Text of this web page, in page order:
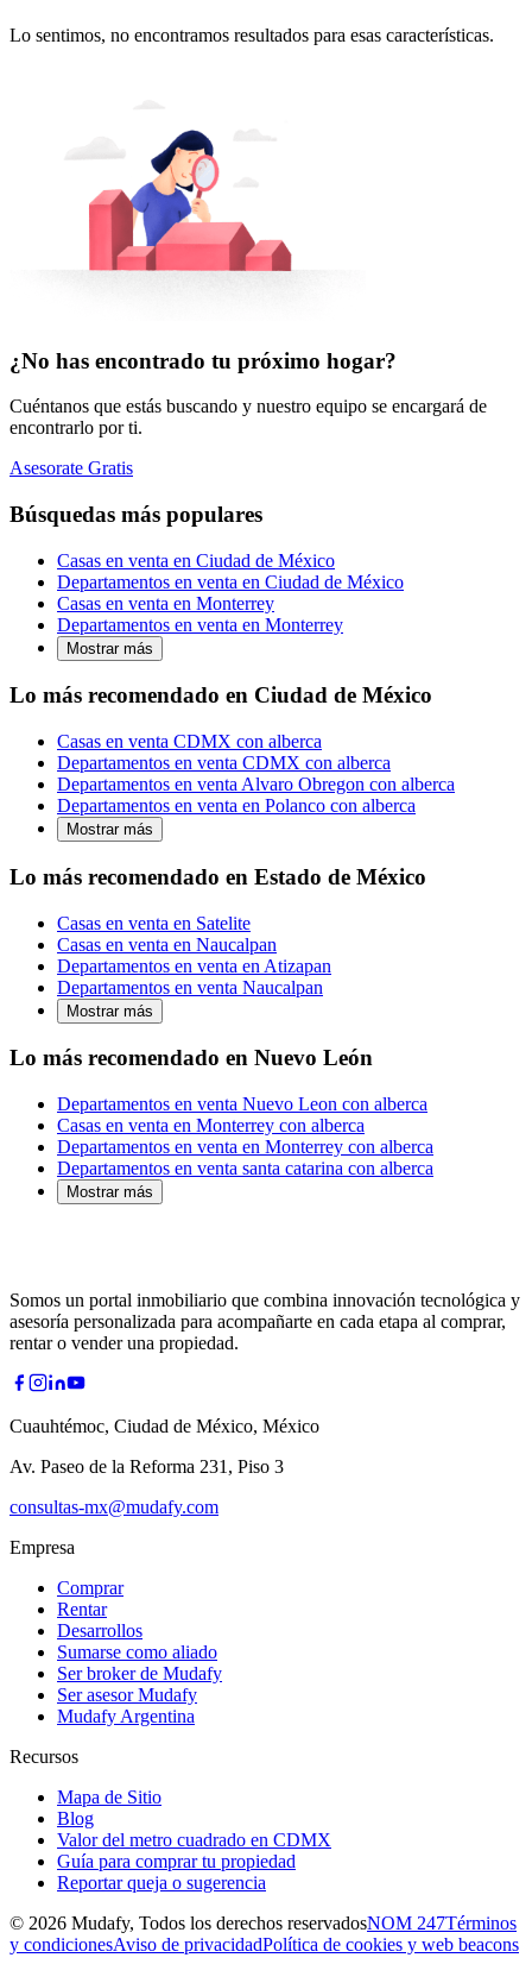
Lo sentimos, no encontramos resultados para esas características.
¿No has encontrado tu próximo hogar?
Cuéntanos que estás buscando y nuestro equipo se encargará de
encontrarlo por ti.
Asesorate Gratis
Búsquedas más populares
Casas en venta en Ciudad de México
Departamentos en venta en Ciudad de México
Casas en venta en Monterrey
Departamentos en venta en Monterrey
Mostrar más
Lo más recomendado en Ciudad de México
Casas en venta CDMX con alberca
Departamentos en venta CDMX con alberca
Departamentos en venta Alvaro Obregon con alberca
Departamentos en venta en Polanco con alberca
Mostrar más
Lo más recomendado en Estado de México
Casas en venta en Satelite
Casas en venta en Naucalpan
Departamentos en venta en Atizapan
Departamentos en venta Naucalpan
Mostrar más
Lo más recomendado en Nuevo León
Departamentos en venta Nuevo Leon con alberca
Casas en venta en Monterrey con alberca
Departamentos en venta en Monterrey con alberca
Departamentos en venta santa catarina con alberca
Mostrar más
Somos un portal inmobiliario que combina innovación tecnológica y
asesoría personalizada para acompañarte en cada etapa al comprar,
rentar o vender una propiedad.
Cuauhtémoc, Ciudad de México, México
Av. Paseo de la Reforma 231, Piso 3
consultas-mx@mudafy.com
Empresa
Comprar
Rentar
Desarrollos
Sumarse como aliado
Ser broker de Mudafy
Ser asesor Mudafy
Mudafy Argentina
Recursos
Mapa de Sitio
Blog
Valor del metro cuadrado en CDMX
Guía para comprar tu propiedad
Reportar queja o sugerencia
© 2026 Mudafy, Todos los derechos reservadosNOM 247Términos
y condicionesAviso de privacidadPolítica de cookies y web beacons